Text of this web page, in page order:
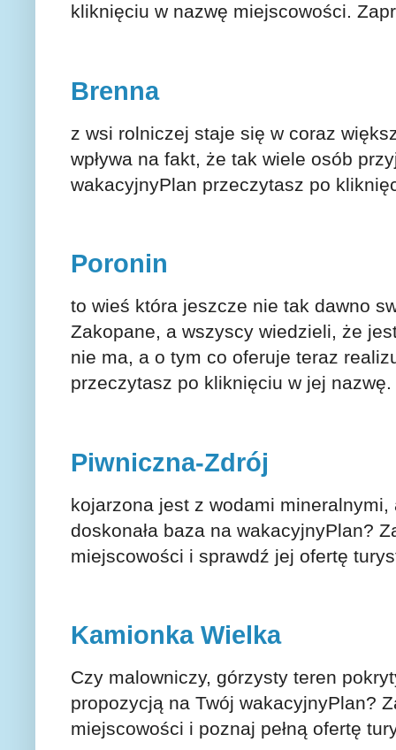
kliknięciu w nazwę miejscowości.
Brenna
z wsi rolniczej staje się w coraz
wpływa na fakt, że tak wiele osób
wakacyjnyPlan przeczytasz po
Poronin
to wieś która jeszcze nie tak dawno
Zakopane, a wszyscy wiedzieli, że
nie ma, a o tym co oferuje teraz
przeczytasz po kliknięciu w jej
Piwniczna-Zdrój
kojarzona jest z wodami
doskonała baza na wakacyjnyPlan?
miejscowości i sprawdź jej ofertę
Kamionka Wielka
Czy malowniczy, górzysty teren
propozycją na Twój wakacyjnyPlan?
miejscowości i poznaj pełną ofertę